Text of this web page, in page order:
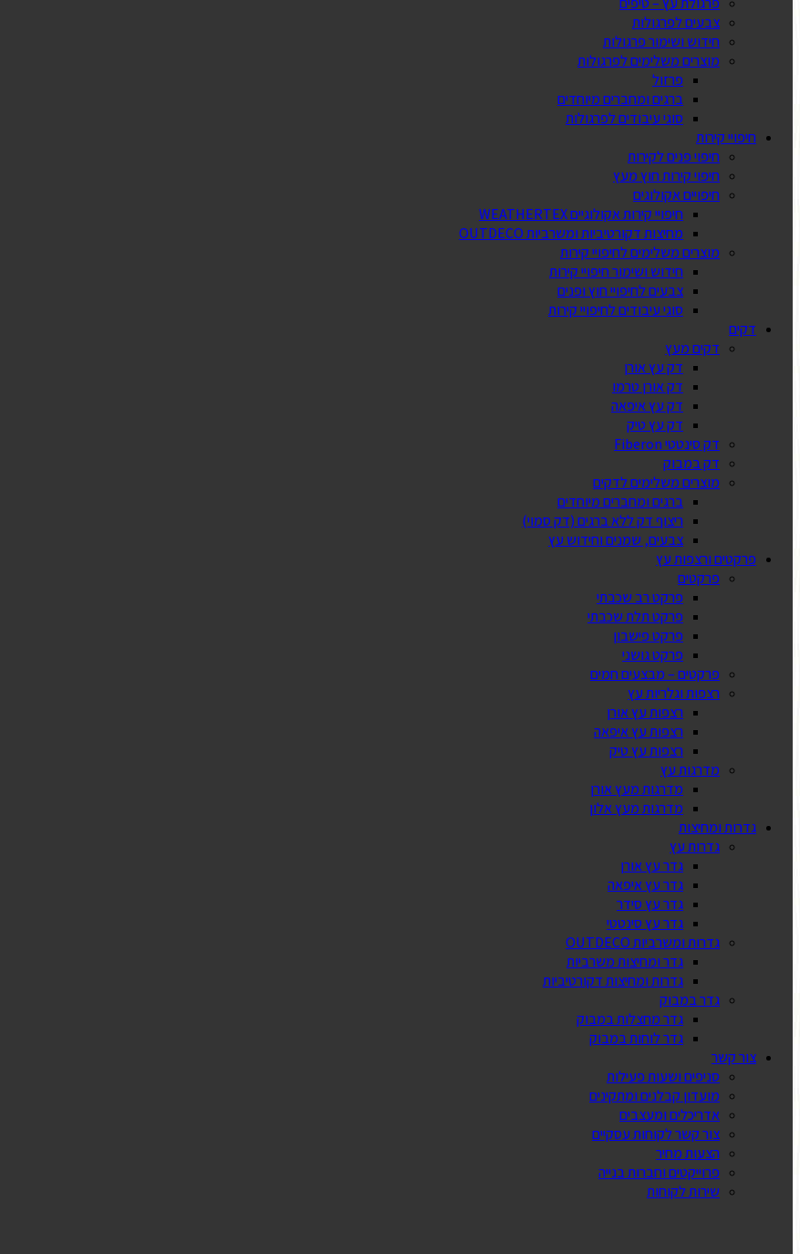
צבעים לפרגולות
חידוש ושימור פרגולות
מוצרים משלימים לפרגולות
פרזול
ברגים ומחברים מיוחדים
סוגי עיבודים לפרגולות
חיפויי קירות
חיפוי פנים לקירות
חיפוי קירות חוץ מעץ
חיפויים אקולוגים
חיפויי קירות אקולוגיים WEATHERTEX
מחיצות דקורטיביות ומשרביות OUTDECO
מוצרים משלימים לחיפויי קירות
חידוש ושימור חיפויי קירות
צבעים לחיפויי חוץ ופנים
סוגי עיבודים לחיפויי קירות
דקים
דקים מעץ
דק עץ אורן
דק אורן טרמו
דק עץ איפאה
דק עץ טיק
דק סינטטי Fiberon
דק במבוק
מוצרים משלימים לדקים
ברגים ומחברים מיוחדים
ריצוף דק ללא ברגים (דק סמוי)
צבעים, שמנים וחידוש עץ
פרקטים ורצפות עץ
פרקטים
פרקט רב שכבתי
פרקט תלת שכבתי
פרקט פישבון
פרקט גושני
פרקטים – מבצעים חמים
רצפות וגלריות עץ
רצפות עץ אורן
רצפות עץ איפאה
רצפות עץ טיק
מדרגות עץ
מדרגות מעץ אורן
מדרגות מעץ אלון
גדרות ומחיצות
גדרות עץ
גדר עץ אורן
גדר עץ איפאה
גדר עץ סידר
גדר עץ סינטטי
גדרות ומשרביות OUTDECO
גדר ומחיצות משרביות
גדרות ומחיצות דקורטיביות
גדר במבוק
גדר מחצלות במבוק
גדר לוחות במבוק
צור קשר
סניפים ושעות פעילות
מועדון קבלנים ומתקינים
אדריכלים ומעצבים
צור קשר לקוחות עסקיים
הצעות מחיר
פרוייקטים וחברות בנייה
שירות לקוחות